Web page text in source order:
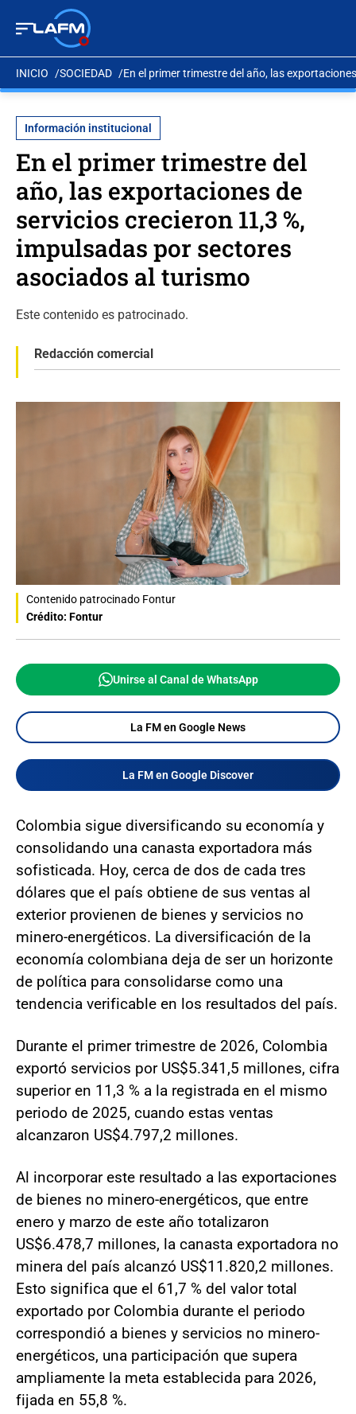
INICIO SOCIEDAD En el primer trimestre del año, las
Información institucional
En el primer trimestre del
año, las exportaciones de
servicios crecieron 11,3 %,
impulsadas por sectores
asociados al turismo
Este contenido es patrocinado.
Redacción comercial
Contenido patrocinado Fontur
Crédito: Fontur
Unirse al Canal de WhatsApp
La FM en Google News
La FM en Google Discover
Colombia sigue diversificando su economía y
consolidando una canasta exportadora más
sofisticada. Hoy, cerca de dos de cada tres
dólares que el país obtiene de sus ventas al
exterior provienen de bienes y servicios no
minero-energéticos. La diversificación de la
economía colombiana deja de ser un horizonte
de política para consolidarse como una
tendencia verificable en los resultados del país.
Durante el primer trimestre de 2026, Colombia
exportó servicios por US$5.341,5 millones, cifra
superior en 11,3 % a la registrada en el mismo
periodo de 2025, cuando estas ventas
alcanzaron US$4.797,2 millones.
Al incorporar este resultado a las exportaciones
de bienes no minero-energéticos, que entre
enero y marzo de este año totalizaron
US$6.478,7 millones, la canasta exportadora no
minera del país alcanzó US$11.820,2 millones.
Esto significa que el 61,7 % del valor total
exportado por Colombia durante el periodo
correspondió a bienes y servicios no minero-
energéticos, una participación que supera
ampliamente la meta establecida para 2026,
fijada en 55,8 %.